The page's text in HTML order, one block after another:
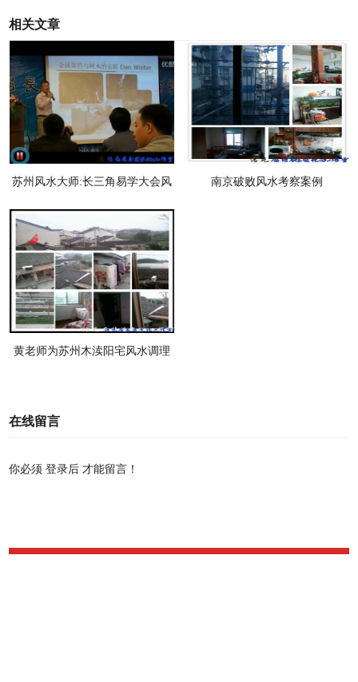
相关文章
苏州风水大师:长三角易学大会风
南京破败风水考察案例
黄老师为苏州木渎阳宅风水调理
在线留言
你必须登录后 才能留言！